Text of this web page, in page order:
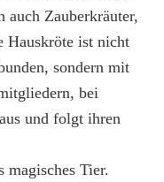
Zauberkräuter,
Hauskröte ist nicht
sondern mit
bei
und folgt ihren
magisches Tier.